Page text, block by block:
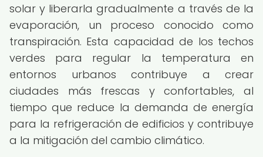
solar y liberarla gradualmente a través de la
evaporación, un proceso conocido como
transpiración. Esta capacidad de los techos
verdes para regular la temperatura en
entornos urbanos contribuye a crear
ciudades más frescas y confortables, al
tiempo que reduce la demanda de energía
para la refrigeración de edificios y contribuye
a la mitigación del cambio climático.